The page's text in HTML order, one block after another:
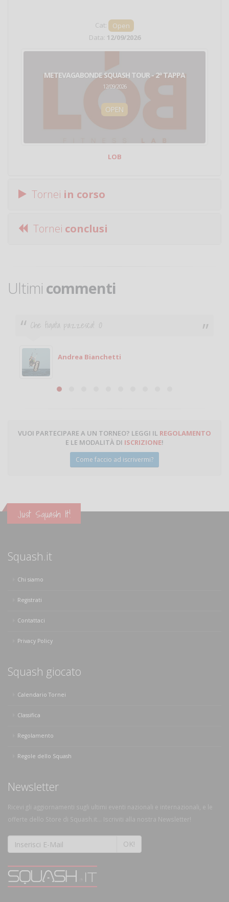
Cat:
Open
Data: 12/09/2026
METEVAGABONDE SQUASH TOUR - 2ª TAPPA
12/09/2026
OPEN
LOB
Tornei in corso
Tornei conclusi
Ultimi commenti
Ciao. Sono a Treviglio da poco e vorrei tornare a
Michele
Michele Miglionico
VUOI PARTECIPARE A UN TORNEO? LEGGI IL REGOLAMENTO
E LE MODALITÀ DI ISCRIZIONE!
Come faccio ad iscrivermi?
Just Squash It!
Squash.it
Chi siamo
Registrati
Contattaci
Privacy Policy
Squash giocato
Calendario Tornei
Classifica
Regolamento
Regole dello Squash
Newsletter
Ricevi gli aggiornamenti sugli ultimi eventi nazionali e internazionali, e le
offerte dello Store di Squash.it... Iscriviti alla nostra Newsletter!
OK!